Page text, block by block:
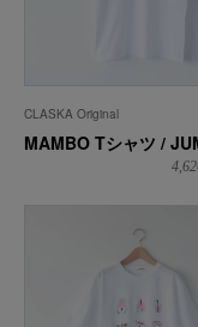
CLASKA Original
MAMBO Tシャツ /